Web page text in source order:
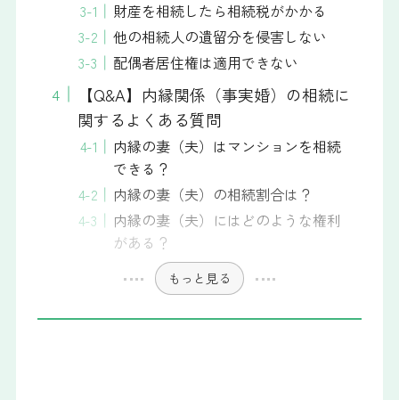
財産を相続したら相続税がかかる
他の相続人の遺留分を侵害しない
配偶者居住権は適用できない
【Q&A】内縁関係（事実婚）の相続に
関するよくある質問
内縁の妻（夫）はマンションを相続
できる？
内縁の妻（夫）の相続割合は？
内縁の妻（夫）にはどのような権利
がある？
もっと見る